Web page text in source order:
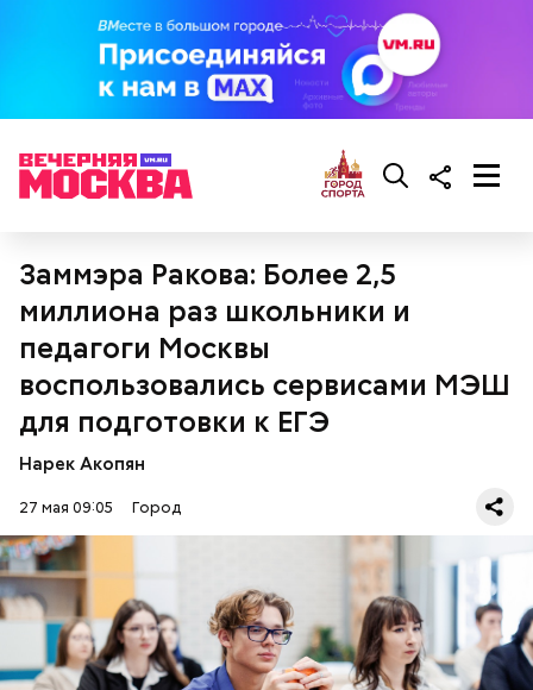
Заммэра Ракова: Более 2,5
миллиона раз школьники и
педагоги Москвы
воспользовались сервисами МЭШ
для подготовки к ЕГЭ
Нарек Акопян
27 мая 09:05 Город
С историческим видом